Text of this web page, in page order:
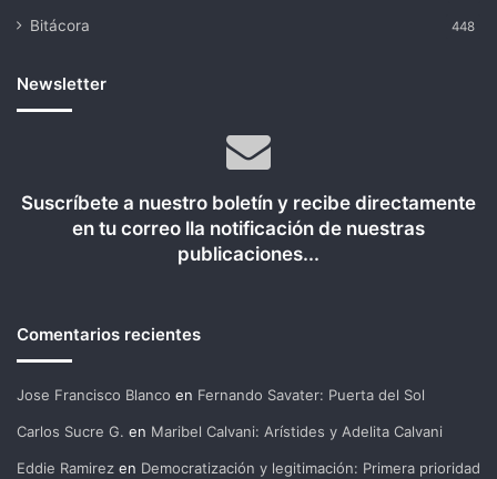
Bitácora 448
Newsletter
Suscríbete a nuestro boletín y recibe directamente
en tu correo lla notificación de nuestras
publicaciones...
Comentarios recientes
Jose Francisco Blanco en Fernando Savater: Puerta del Sol
Carlos Sucre G. en Maribel Calvani: Arístides y Adelita Calvani
Eddie Ramirez en Democratización y legitimación: Primera prioridad